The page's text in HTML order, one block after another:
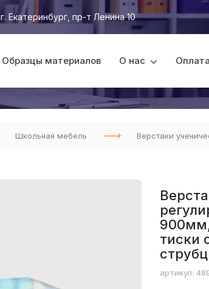
г. Екатеринбург, пр-т Ленина 10
Образцы материалов О нас
Школьная мебель Верстаки
тиски
артикул: